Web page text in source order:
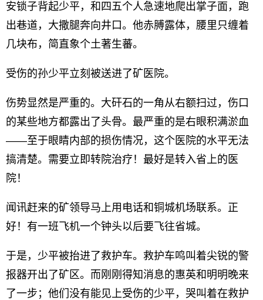
安锁子背起少平，和四五个人急速地爬出掌子面，跑
出巷道，大撒腿奔向井口。他赤膊露体，腰里只缠着
几块布，简直象个土著生蕃。
受伤的孙少平立刻被送进了矿医院。
伤势显然是严重的。大矸石的一角从右额扫过，伤口
的某些地方都露出了头骨。最严重的是右眼积满淤血
——至于眼睛内部的损伤情况，这个医院的水平无法
搞清楚。需要立即转院治疗！最好是转入省上的医
院！
闻讯赶来的矿领导马上用电话和铜城机场联系。正
好！有一班飞机一个钟头以后要飞往省城。
于是，少平被抬进了救护车。救护车鸣叫着尖锐的警
报器开出了矿区。而刚刚得知消息的惠英和明明晚来
了一步；他们没有能见上受伤的少平，哭叫着在救护